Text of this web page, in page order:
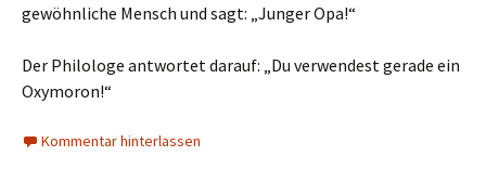
gewöhnliche Mensch und sagt: „Junger Opa!“
Der Philologe antwortet darauf: „Du verwendest gerade ein
Oxymoron!“
Kommentar hinterlassen